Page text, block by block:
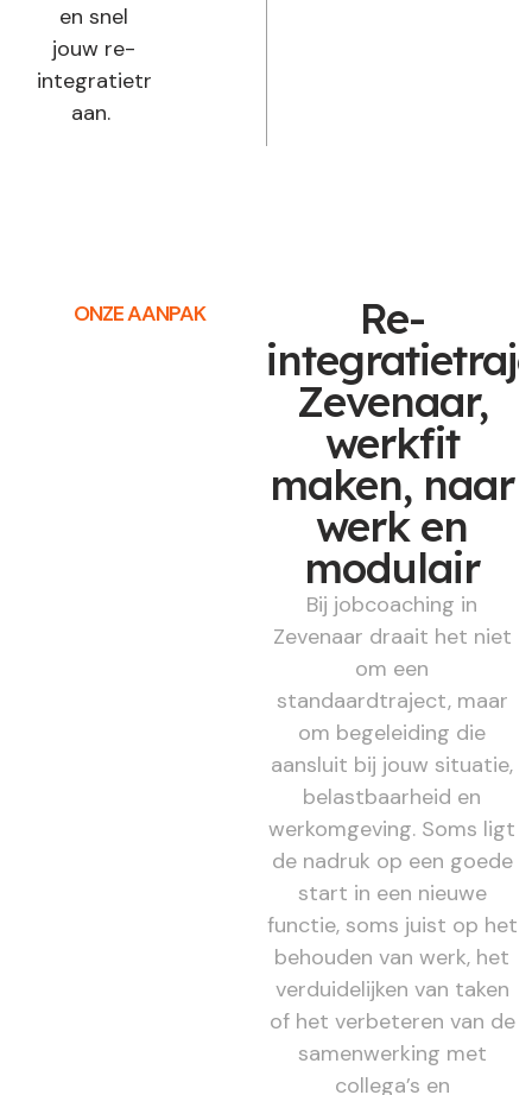
en snel
jouw re-
integratietraject
aan.
ONZE AANPAK Re-
Zevenaar,
werkfit
maken, naar
werk en
modulair
Bij jobcoaching in
Zevenaar draait het niet
om een
standaardtraject, maar
om begeleiding die
aansluit bij jouw situatie,
belastbaarheid en
werkomgeving. Soms ligt
de nadruk op een goede
start in een nieuwe
functie, soms juist op het
behouden van werk, het
verduidelijken van taken
of het verbeteren van de
samenwerking met
collega’s en